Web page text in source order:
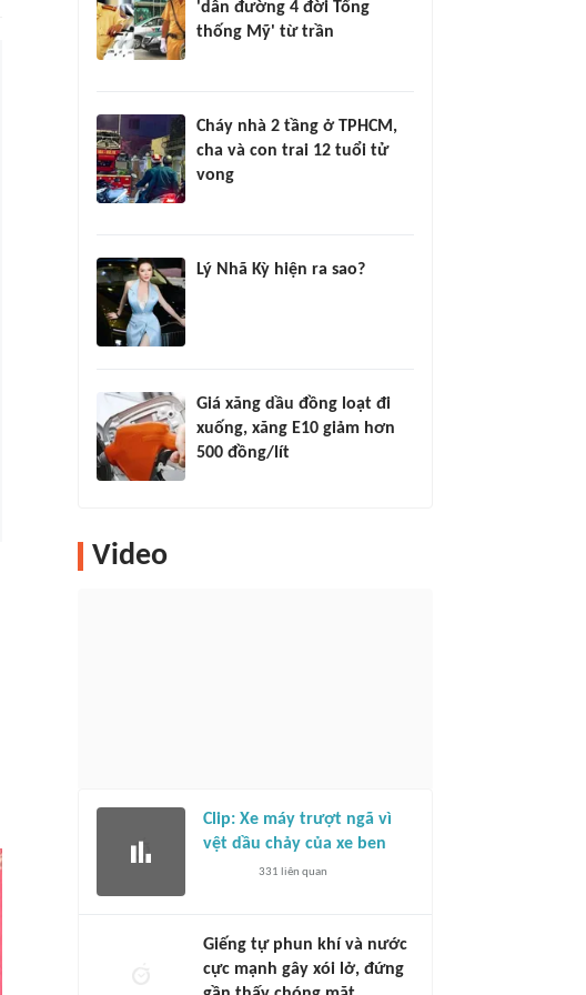
'dẫn đường 4 đời Tổng
thống Mỹ' từ trần
Cháy nhà 2 tầng ở TPHCM,
cha và con trai 12 tuổi tử
vong
Lý Nhã Kỳ hiện ra sao?
Giá xăng dầu đồng loạt đi
xuống, xăng E10 giảm hơn
500 đồng/lít
Video
Clip: Xe máy trượt ngã vì
vệt dầu chảy của xe ben
331 liên quan
Giếng tự phun khí và nước
cực mạnh gây xói lở, đứng